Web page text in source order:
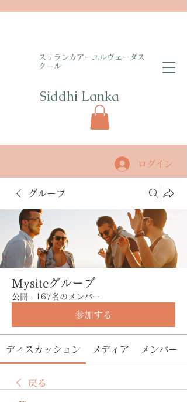
​スリランカアーユルヴェーダス
クール
Siddhi Lanka​
ログイン
グループ
Mysiteグループ
公開 · 167名のメンバー
参加する
ディスカッション メディア メンバー
戻る